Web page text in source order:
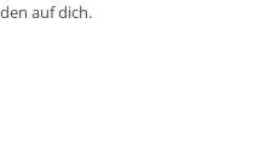
auf dich.